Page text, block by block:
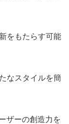
をもたらす可能
なスタイルを簡
ザーの創造力を